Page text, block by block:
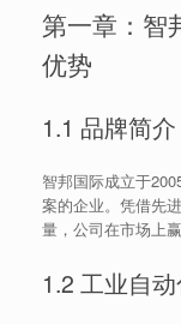
第一章：智
优势
1.1 品牌简介
智邦国际成立于
案的企业。凭借先
量，公司在市场上
1.2 工业自